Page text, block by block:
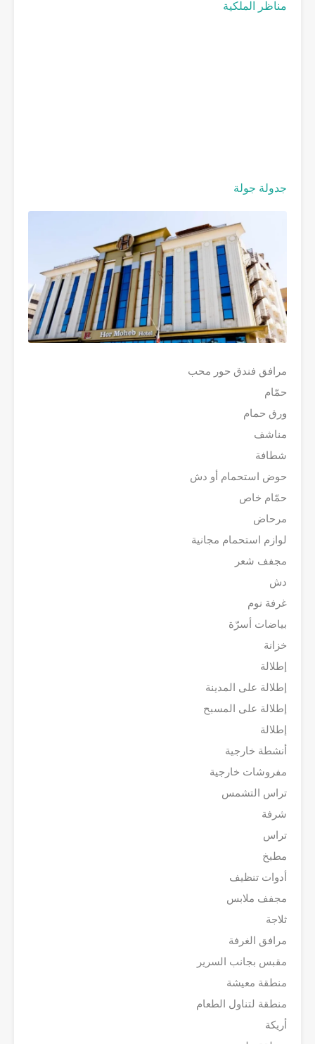
مناظر الملكية
جدولة جولة
مرافق فندق حور محب
حمّام
ورق حمام
مناشف
شطافة
حوض استحمام أو دش
حمّام خاص
مرحاض
لوازم استحمام مجانية
مجفف شعر
دش
غرفة نوم
بياضات أسرّة
خزانة
إطلالة
إطلالة على المدينة
إطلالة على المسبح
إطلالة
أنشطة خارجية
مفروشات خارجية
تراس التشمس
شرفة
تراس
مطبخ
أدوات تنظيف
مجفف ملابس
ثلاجة
مرافق الغرفة
مقبس بجانب السرير
منطقة معيشة
منطقة لتناول الطعام
أريكة